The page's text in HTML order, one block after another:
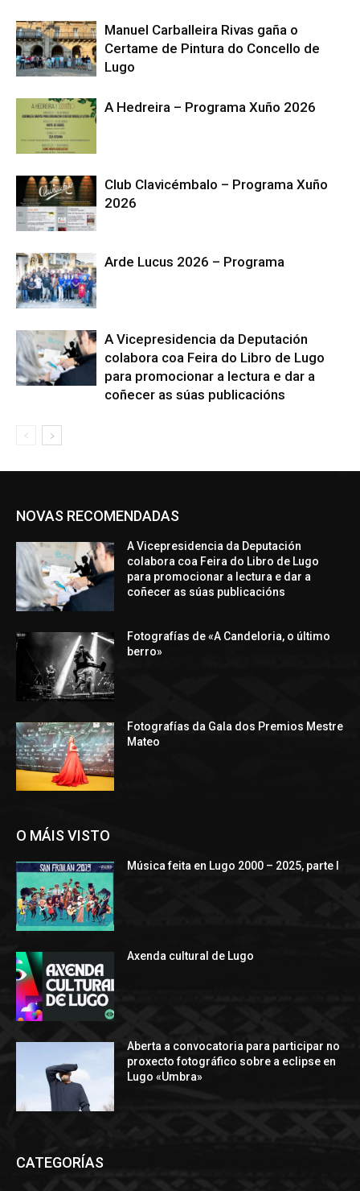
Manuel Carballeira Rivas gaña o
Certame de Pintura do Concello de
Lugo
A Hedreira – Programa Xuño 2026
Club Clavicémbalo – Programa Xuño
2026
Arde Lucus 2026 – Programa
A Vicepresidencia da Deputación
colabora coa Feira do Libro de Lugo
para promocionar a lectura e dar a
coñecer as súas publicacións
NOVAS RECOMENDADAS
A Vicepresidencia da Deputación
colabora coa Feira do Libro de Lugo
para promocionar a lectura e dar a
coñecer as súas publicacións
Fotografías de «A Candeloria, o último
berro»
Fotografías da Gala dos Premios Mestre
Mateo
O MÁIS VISTO
Música feita en Lugo 2000 – 2025, parte I
Axenda cultural de Lugo
Aberta a convocatoria para participar no
proxecto fotográfico sobre a eclipse en
Lugo «Umbra»
CATEGORÍAS